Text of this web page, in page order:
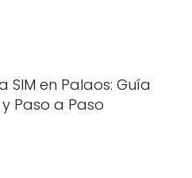
SIM en Palaos: Guía
Paso a Paso